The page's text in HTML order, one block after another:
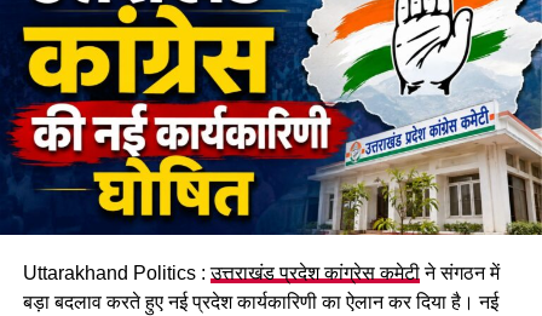
की बात सामने आई है।
रिपोर्ट के मुताबिक लोग विधायकों से बेहद नाराज हैं। वो मानते हैं कि भाजपा
के दस साल के शासन में विकास के कई कार्य हुए हैं। लेकिन कई ऐसे काम हैं
जिनके वो आवाज उठाते रहे लेकिन उस पर कार्रवाई नहीं हुई। आंतरिक
कलह, कुछ स्तरों पर प्रशासनिक ढिलाई, युवाओं में नाराजगी की भी बात
सामने आई है। बीते कुछ समय में सोशल मीडिया पर भी इस तरीके के कई
मामले सामने आए हैं।
Uttarakhand Politics :उत्तराखंड प्रदेश कांग्रेस कमेटीने संगठन में
बड़ा बदलाव करते हुए नई प्रदेश कार्यकारिणी का ऐलान कर दिया है। नई